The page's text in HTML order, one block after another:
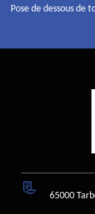
Pose de dessous de
65000